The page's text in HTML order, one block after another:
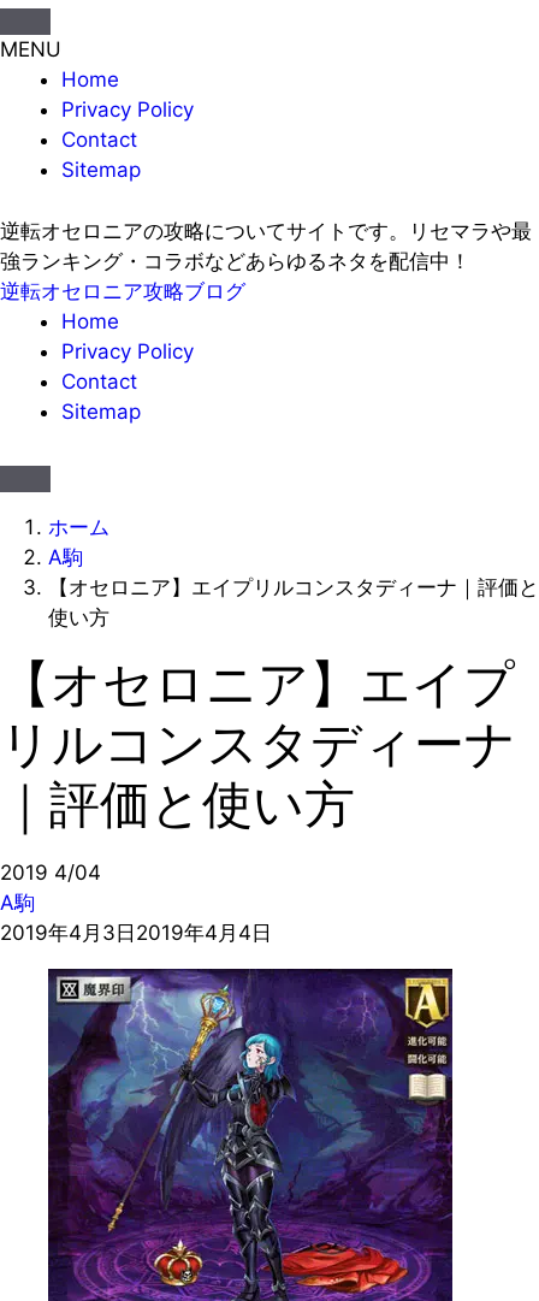
MENU
Home
Privacy Policy
Contact
Sitemap
逆転オセロニアの攻略についてサイトです。リセマラや最
強ランキング・コラボなどあらゆるネタを配信中！
逆転オセロニア攻略ブログ
Home
Privacy Policy
Contact
Sitemap
ホーム
A駒
【オセロニア】エイプリルコンスタディーナ｜評価と
使い方
【オセロニア】エイプ
リルコンスタディーナ
｜評価と使い方
2019 4/04
A駒
2019年4月3日 2019年4月4日